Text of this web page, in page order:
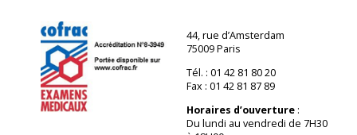
44, rue d’Amsterdam
75009 Paris
Tél. : 01 42 81 80 20
Fax : 01 42 81 87 89
Horaires d’ouverture:
Du lundi au vendredi de 7H30